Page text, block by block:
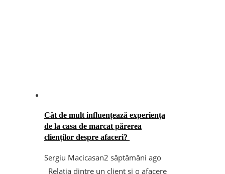
Cât de mult influențează experiența
de la casa de marcat părerea
clienților despre afaceri?
Sergiu Macicasan2 săptămâni ago
Relația dintre un client și o afacere